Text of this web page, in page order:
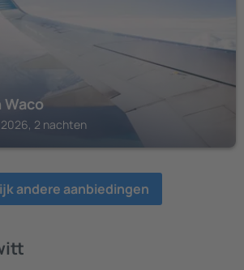
Waco
2 nachten
andere aanbiedingen